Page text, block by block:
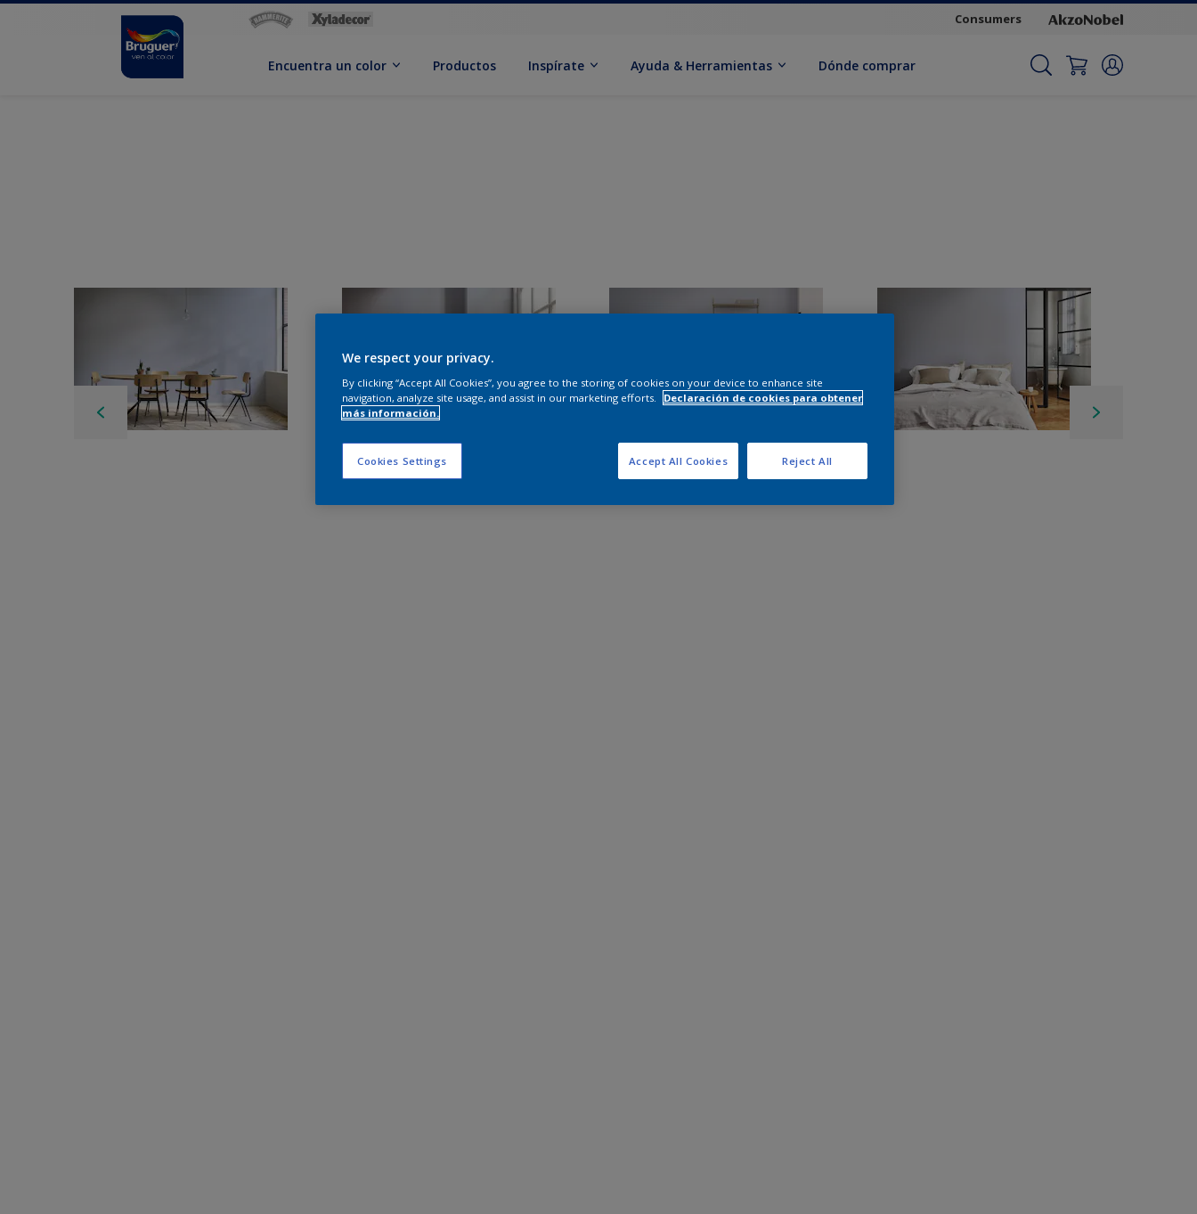
Consumers
Encuentra un color Productos Inspírate Ayuda & Herramientas Dónde comprar
We respect your privacy.
By clicking “Accept All Cookies”, you agree to the storing of cookies on your device to enhance site
navigation, analyze site usage, and assist in our marketing efforts.
Declaración de cookies para obtener
más información.
Cookies Settings Reject All
Accept All Cookies